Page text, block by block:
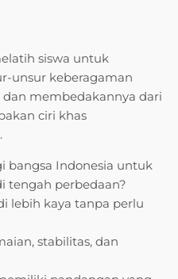
siswa untuk
unsur keberagaman
membedakannya dari
ciri khas
bangsa Indonesia untuk
tengah perbedaan?
lebih kaya tanpa perlu
stabilitas, dan